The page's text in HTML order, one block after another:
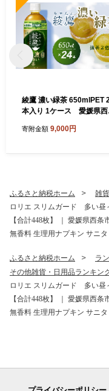
綾鷹 濃い緑茶 650mlPET
本入り 1ケース 愛媛県西条
能性表示食品 茶カテキン ペ
寄附金額 9,000円
ふるさと納税ホーム 雑
ロリエ スリムガード 多い昼
【合計448枚】 ｜ 愛媛県西
無香料 生理用ナプキン サニ
ふるさと納税ホーム ラ
その他雑貨・日用品ランキン
ロリエ スリムガード 多い昼
【合計448枚】 ｜ 愛媛県西
無香料 生理用ナプキン サニ